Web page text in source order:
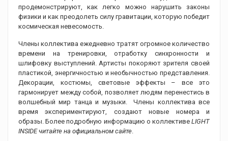
продемонстрируют, как легко можно нарушить законы
физики и как преодолеть силу гравитации, которую победит
космическая невесомость.
Члены коллектива ежедневно тратят огромное количество
времени на тренировки, отработку синхронности и
шлифовку выступлений. Артисты покоряют зрителя своей
пластикой, энергичностью и необычностью представления.
Декорации, костюмы, световые эффекты – все это
гармонирует между собой, позволяет людям перенестись в
волшебный мир танца и музыки. Члены коллектива все
время экспериментируют, создают новые номера и
образы. Более подробную информацию о коллективе LIGHT
INSIDE читайте на официальном сайте.